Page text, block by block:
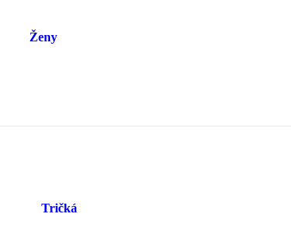
Ženy
Tričká